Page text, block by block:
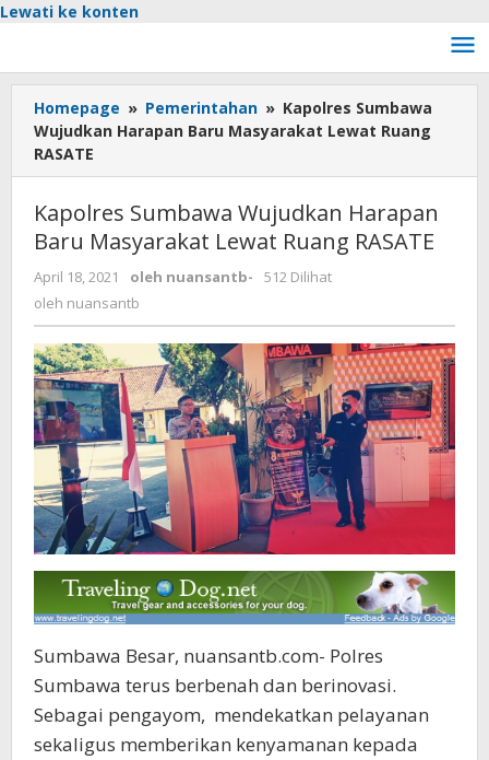
Lewati ke konten
Homepage » Pemerintahan » Kapolres Sumbawa
Wujudkan Harapan Baru Masyarakat Lewat Ruang
RASATE
Kapolres Sumbawa Wujudkan Harapan
Baru Masyarakat Lewat Ruang RASATE
April 18, 2021 oleh nuansantb-
512 Dilihat
oleh nuansantb
Sumbawa Besar, nuansantb.com- Polres
Sumbawa terus berbenah dan berinovasi.
Sebagai pengayom, mendekatkan pelayanan
sekaligus memberikan kenyamanan kepada